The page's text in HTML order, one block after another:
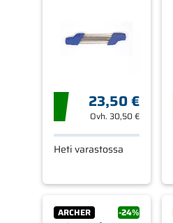
23,50 €
Ovh. 30,50 €
Heti varastossa
ARCHER -24%